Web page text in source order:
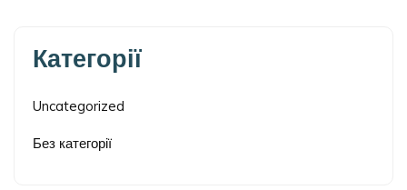
Категорії
Uncategorized
Без категорії